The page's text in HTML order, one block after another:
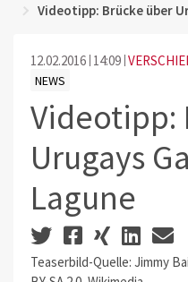
Videotipp: Brücke über
12.02.2016 14:09
NEWS
Videotipp:
Urugays
Lagune
Teaserbild-Quelle: Jimmy